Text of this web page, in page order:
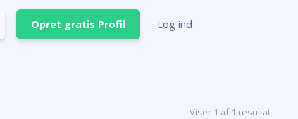
Opret gratis Profil Log ind
Viser 1 af 1 resultat